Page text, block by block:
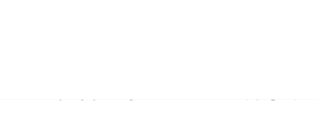
גלישת גלים היא הרבה מעבר לספורט